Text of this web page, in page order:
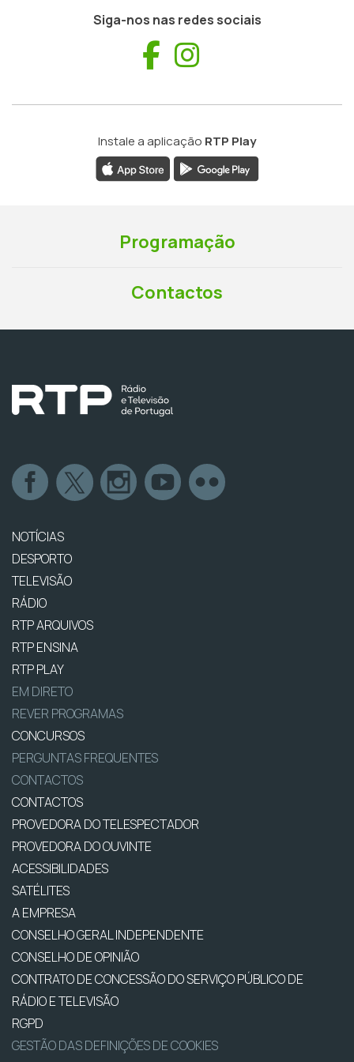
Siga-nos nas redes sociais
Facebook
Instale a aplicação RTP Play
Programação
Contactos
NOTÍCIAS
DESPORTO
TELEVISÃO
RÁDIO
RTP ARQUIVOS
RTP ENSINA
RTP PLAY
EM DIRETO
REVER PROGRAMAS
CONCURSOS
PERGUNTAS FREQUENTES
CONTACTOS
CONTACTOS
PROVEDORA DO TELESPECTADOR
PROVEDORA DO OUVINTE
ACESSIBILIDADES
SATÉLITES
A EMPRESA
CONSELHO GERAL INDEPENDENTE
CONSELHO DE OPINIÃO
CONTRATO DE CONCESSÃO DO SERVIÇO PÚBLICO DE
RÁDIO E TELEVISÃO
RGPD
GESTÃO DAS DEFINIÇÕES DE COOKIES